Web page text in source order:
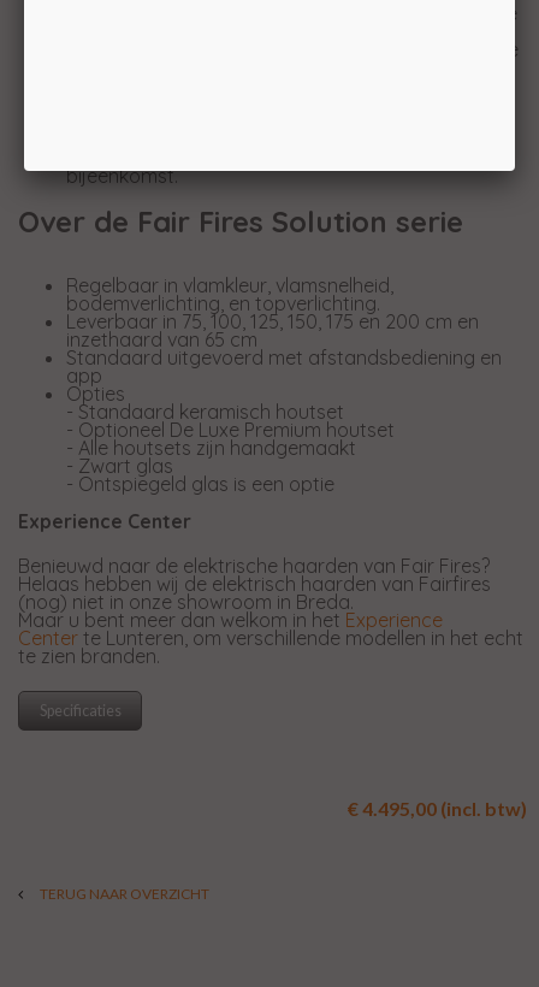
glasuitsparing, waardoor deze in vrijwel elke ruimte
Multicolor Palet: Kies uit een rijk palet van meerdere
bijeenkomst.
Over de Fair Fires Solution serie
Regelbaar in vlamkleur, vlamsnelheid,
bodemverlichting, en topverlichting.
Leverbaar in 75, 100, 125, 150, 175 en 200 cm en
inzethaard van 65 cm
Standaard uitgevoerd met afstandsbediening en
app
Opties
- Standaard keramisch houtset
- Optioneel De Luxe Premium houtset
- Alle houtsets zijn handgemaakt
- Zwart glas
- Ontspiegeld glas is een optie
Experience Center
Benieuwd naar de elektrische haarden van Fair Fires?
Helaas hebben wij de elektrisch haarden van Fairfires
(nog) niet in onze showroom in Breda.
Maar u bent meer dan welkom in het Experience
Center te Lunteren, om verschillende modellen in het echt
te zien branden.
Specificaties
€ 4.495,00 (incl. btw)
TERUG NAAR OVERZICHT